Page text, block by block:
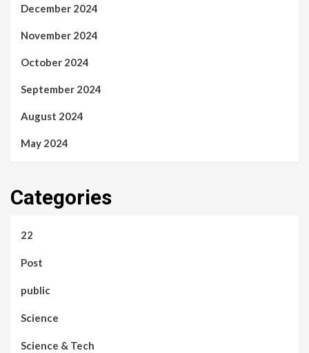
December 2024
November 2024
October 2024
September 2024
August 2024
May 2024
Categories
22
Post
public
Science
Science & Tech